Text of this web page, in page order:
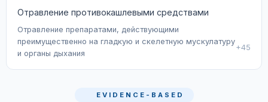
Отравление противокашлевыми средствами
Отравление препаратами, действующими
преимущественно на гладкую и скелетную мускулатуру
и органы дыхания
+45
EVIDENCE-BASED